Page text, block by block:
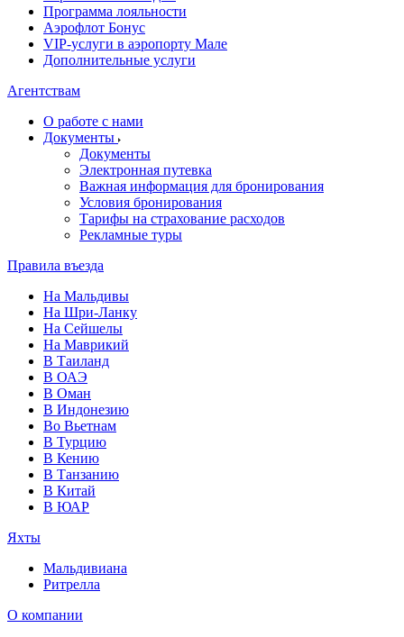
Программа лояльности
Аэрофлот Бонус
VIP-услуги в аэропорту Мале
Дополнительные услуги
Агентствам
О работе с нами
Документы
Документы
Электронная путевка
Важная информация для бронирования
Условия бронирования
Тарифы на страхование расходов
Рекламные туры
Правила въезда
На Мальдивы
На Шри-Ланку
На Сейшелы
На Маврикий
В Таиланд
В ОАЭ
В Оман
В Индонезию
Во Вьетнам
В Турцию
В Кению
В Танзанию
В Китай
В ЮАР
Яхты
Мальдивиана
Ритрелла
О компании